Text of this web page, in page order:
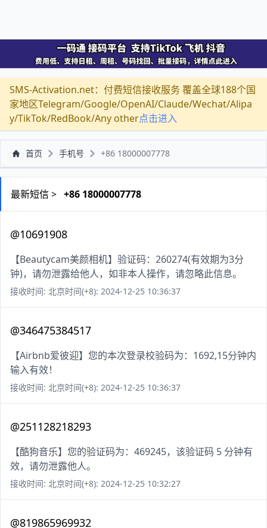
SMS-Activation.net：付费短信接收服务 覆盖全球188个国
家地区Telegram/Google/OpenAI/Claude/Wechat/Alipa
y/TikTok/RedBook/Any other点击进入
首页 手机号 +86 18000007778
最新短信 > +86 18000007778
@10691908
【Beautycam美颜相机】验证码：260274(有效期为3分
钟)，请勿泄露给他人，如非本人操作，请忽略此信息。
接收时间: 北京时间(+8): 2024-12-25 10:36:37
@346475384517
【Airbnb爱彼迎】您的本次登录校验码为：1692,15分钟内
输入有效！
接收时间: 北京时间(+8): 2024-12-25 10:36:37
@251128218293
【酷狗音乐】您的验证码为：469245，该验证码 5 分钟有
效，请勿泄露他人。
接收时间: 北京时间(+8): 2024-12-25 10:32:27
@819865969932